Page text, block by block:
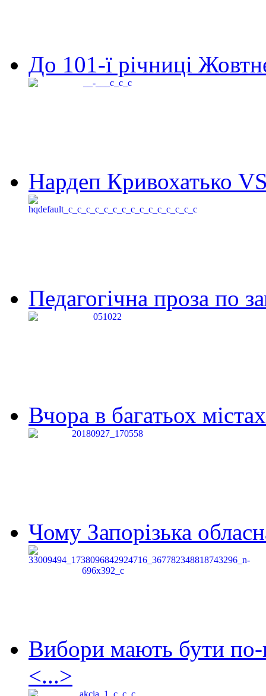
До 101-ї річниці
Нардеп Кривохатько
Педагогічна проза по
Вчора в багатьох
Чому Запорізька
Вибори мають бути по-
<...>